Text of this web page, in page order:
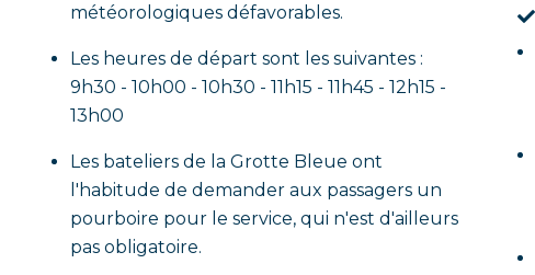
météorologiques défavorables.
Les heures de départ sont les suivantes :
9h30 - 10h00 - 10h30 - 11h15 - 11h45 - 12h15 -
13h00
Les bateliers de la Grotte Bleue ont
l'habitude de demander aux passagers un
pourboire pour le service, qui n'est d'ailleurs
pas obligatoire.